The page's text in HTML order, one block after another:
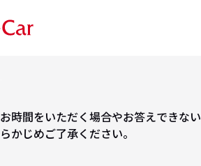
時間をいただく場合やお答えできない
かじめご了承ください。